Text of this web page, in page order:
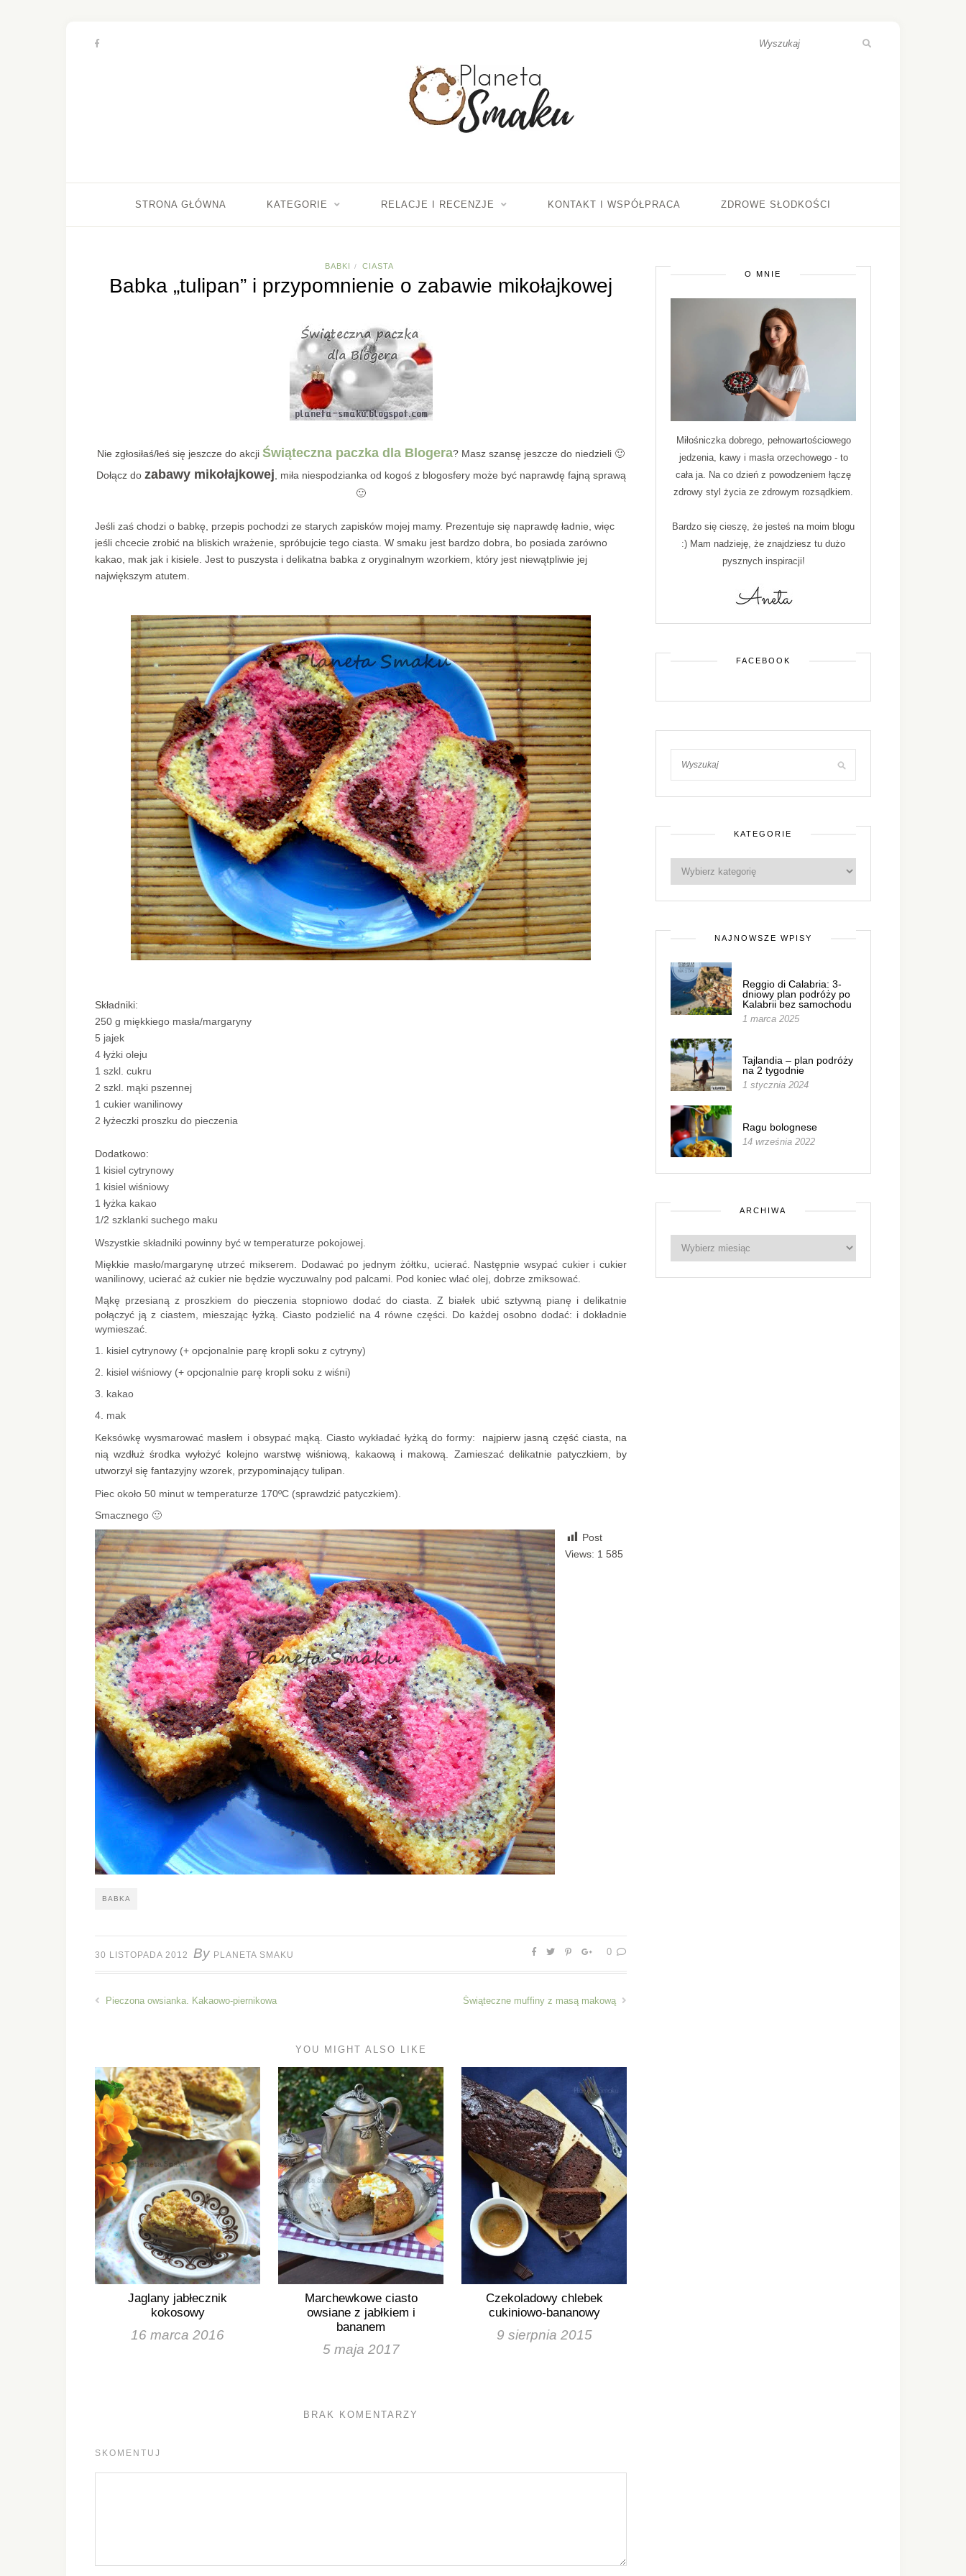
STRONA GŁÓWNA KATEGORIE RELACJE I RECENZJE KONTAKT I WSPÓŁPRACA ZDROWE SŁODKOŚCI
BABKI / CIASTA
Babka „tulipan” i przypomnienie o zabawie mikołajkowej
Nie zgłosiłaś/łeś się jeszcze do akcji Świąteczna paczka dla Blogera? Masz szansę jeszcze do niedzieli 🙂
Dołącz do zabawy mikołajkowej , miła niespodzianka od kogoś z blogosfery może być naprawdę fajną sprawą
🙂
Jeśli zaś chodzi o babkę, przepis pochodzi ze starych zapisków mojej mamy. Prezentuje się naprawdę ładnie, więc
jeśli chcecie zrobić na bliskich wrażenie, spróbujcie tego ciasta. W smaku jest bardzo dobra, bo posiada zarówno
kakao, mak jak i kisiele. Jest to puszysta i delikatna babka z oryginalnym wzorkiem, który jest niewątpliwie jej
największym atutem.
Składniki:
250 g miękkiego masła/margaryny
5 jajek
4 łyżki oleju
1 szkl. cukru
2 szkl. mąki pszennej
1 cukier wanilinowy
2 łyżeczki proszku do pieczenia
Dodatkowo:
1 kisiel cytrynowy
1 kisiel wiśniowy
1 łyżka kakao
1/2 szklanki suchego maku
Wszystkie składniki powinny być w temperaturze pokojowej.
Miękkie masło/margarynę utrzeć mikserem. Dodawać po jednym żółtku, ucierać. Następnie wsypać cukier i cukier
wanilinowy, ucierać aż cukier nie będzie wyczuwalny pod palcami. Pod koniec wlać olej, dobrze zmiksować.
Mąkę przesianą z proszkiem do pieczenia stopniowo dodać do ciasta. Z białek ubić sztywną pianę i delikatnie
połączyć ją z ciastem, mieszając łyżką. Ciasto podzielić na 4 równe części. Do każdej osobno dodać: i dokładnie
wymieszać.
1. kisiel cytrynowy (+ opcjonalnie parę kropli soku z cytryny)
2. kisiel wiśniowy (+ opcjonalnie parę kropli soku z wiśni)
3. kakao
4. mak
Keksówkę wysmarować masłem i obsypać mąką. Ciasto wykładać łyżką do formy:
najpierw jasną część ciasta, na
nią wzdłuż środka wyłożyć kolejno warstwę wiśniową, kakaową i makową. Zamieszać delikatnie patyczkiem, by
utworzył się fantazyjny wzorek, przypominający tulipan.
Piec około 50 minut w temperaturze 170ºC (sprawdzić patyczkiem).
Smacznego 🙂
Post
Views: 1 585
BABKA
30 LISTOPADA 2012 By PLANETA SMAKU 0
Pieczona owsianka. Kakaowo-piernikowa Świąteczne muffiny z masą makową
YOU MIGHT ALSO LIKE
Jaglany jabłecznik
kokosowy
16 marca 2016
Marchewkowe ciasto
owsiane z jabłkiem i
bananem
5 maja 2017
Czekoladowy chlebek
cukiniowo-bananowy
9 sierpnia 2015
BRAK KOMENTARZY
SKOMENTUJ
O MNIE
Miłośniczka dobrego, pełnowartościowego
jedzenia, kawy i masła orzechowego - to
cała ja. Na co dzień z powodzeniem łączę
zdrowy styl życia ze zdrowym rozsądkiem.
Bardzo się cieszę, że jesteś na moim blogu
:) Mam nadzieję, że znajdziesz tu dużo
pysznych inspiracji!
FACEBOOK
KATEGORIE
NAJNOWSZE WPISY
Reggio di Calabria: 3-
dniowy plan podróży po
Kalabrii bez samochodu
1 marca 2025
Tajlandia – plan podróży
na 2 tygodnie
1 stycznia 2024
Ragu bolognese
14 września 2022
ARCHIWA